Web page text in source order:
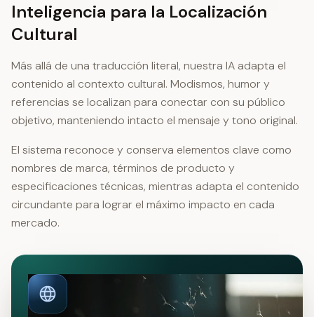
Inteligencia para la Localización
Cultural
Más allá de una traducción literal, nuestra IA adapta el
contenido al contexto cultural. Modismos, humor y
referencias se localizan para conectar con su público
objetivo, manteniendo intacto el mensaje y tono original.
El sistema reconoce y conserva elementos clave como
nombres de marca, términos de producto y
especificaciones técnicas, mientras adapta el contenido
circundante para lograr el máximo impacto en cada
mercado.